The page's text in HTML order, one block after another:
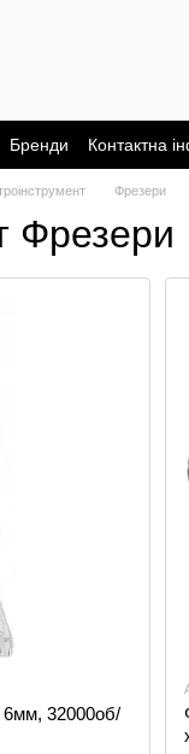
Бренди Контактна
Фрезери
Фрезери
6мм, 32000об/